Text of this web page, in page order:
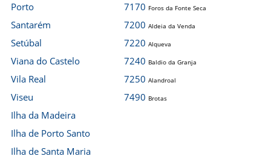
Porto
Santarém
Setúbal
Viana do Castelo
Vila Real
Viseu
Ilha da Madeira
Ilha de Porto Santo
Ilha de Santa Maria
7170 Foros da Fonte Seca
7200 Aldeia da Venda
7220 Alqueva
7240 Baldio da Granja
7250 Alandroal
7490 Brotas